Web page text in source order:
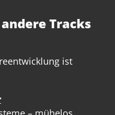
Tracks
ist